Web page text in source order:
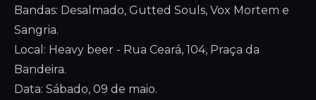
Bandas: Desalmado, Gutted Souls, Vox Mortem e
Sangria.
Local: Heavy beer - Rua Ceará, 104, Praça da
Bandeira.
Data: Sábado, 09 de maio.